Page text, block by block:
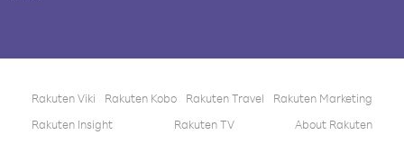
Rakuten Viki Rakuten Kobo Rakuten Travel
Rakuten Marketing
Rakuten Insight
Rakuten TV About Rakuten